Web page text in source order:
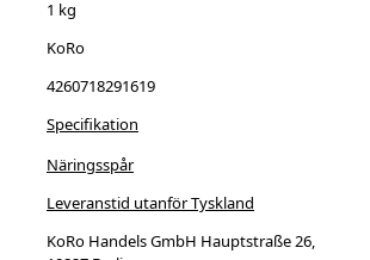
1 kg
KoRo
4260718291619
Specifikation
Näringsspår
Leveranstid utanför Tyskland
KoRo Handels GmbH Hauptstraße 26,